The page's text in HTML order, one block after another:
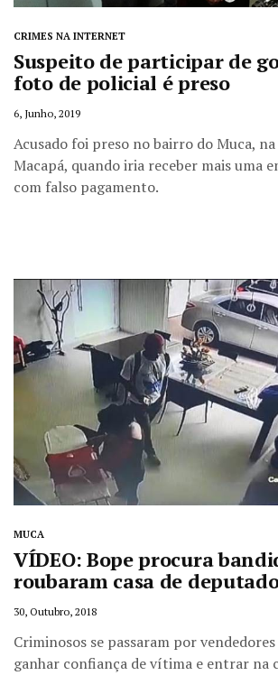
CRIMES NA INTERNET
Suspeito de participar de
foto de policial é preso
6, Junho, 2019
Acusado foi preso no bairro do Muca,
Macapá, quando iria receber mais uma
com falso pagamento.
MUCA
VÍDEO: Bope procura
roubaram casa de
30, Outubro, 2018
Criminosos se passaram por
ganhar confiança de vítima e entrar na